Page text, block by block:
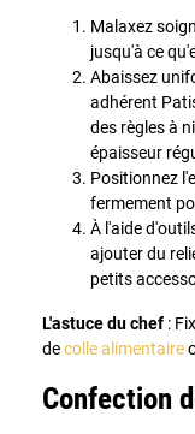
Malaxez
jusqu'à ce
Abaissez
adhérent
des règles à
épaisseur
Positionnez
fermement
À l'aide
ajouter du
petits
L'astuce du chef :
decolle alimentaire
Confection